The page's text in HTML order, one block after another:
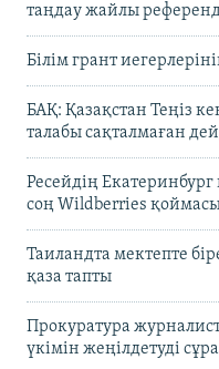
таңдау жайлы
Білім грант
БАҚ: Қазақстан Теңіз
талабы сақталмаған
Ресейдің
соң Wildberries қоймасы
Таиландта мектепте
қаза тапты
Прокуратура
үкімін жеңілдетуді